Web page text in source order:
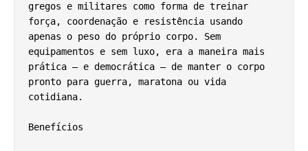
gregos e militares como forma de treinar
força, coordenação e resistência usando
apenas o peso do próprio corpo. Sem
equipamentos e sem luxo, era a maneira mais
prática — e democrática — de manter o corpo
pronto para guerra, maratona ou vida
cotidiana.
Benefícios